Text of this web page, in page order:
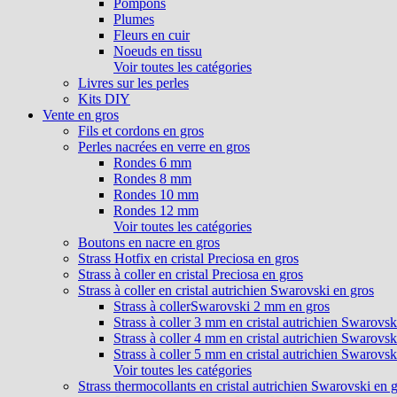
Pompons
Plumes
Fleurs en cuir
Noeuds en tissu
Voir toutes les catégories
Livres sur les perles
Kits DIY
Vente en gros
Fils et cordons en gros
Perles nacrées en verre en gros
Rondes 6 mm
Rondes 8 mm
Rondes 10 mm
Rondes 12 mm
Voir toutes les catégories
Boutons en nacre en gros
Strass Hotfix en cristal Preciosa en gros
Strass à coller en cristal Preciosa en gros
Strass à coller en cristal autrichien Swarovski en gros
Strass à collerSwarovski 2 mm en gros
Strass à coller 3 mm en cristal autrichien
Strass à coller 4 mm en cristal autrichien
Strass à coller 5 mm en cristal autrichien
Voir toutes les catégories
Strass thermocollants en cristal autrichien Swarovski en